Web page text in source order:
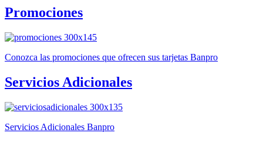
Promociones
Conozca las promociones que ofrecen sus tarjetas Banpro
Servicios Adicionales
Servicios Adicionales Banpro